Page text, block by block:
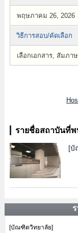
พฤษภาคม 26, 2026
วิธีการสอบ/คัดเลือก
เลือกเอกสาร, สัมภา
รายชื่อสถาบันที่พ
[บั
[บัณฑิตวิทยาลัย]